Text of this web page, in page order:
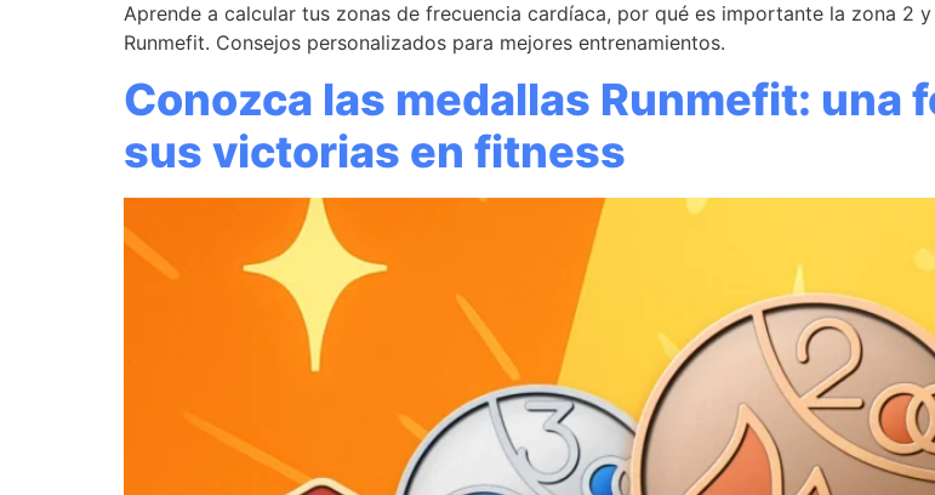
Aprende a calcular tus zonas de frecuencia cardíaca, por qué es importante la zona 2
Runmefit. Consejos personalizados para mejores entrenamientos.
Conozca las medallas Runmefit: una
sus victorias en fitness